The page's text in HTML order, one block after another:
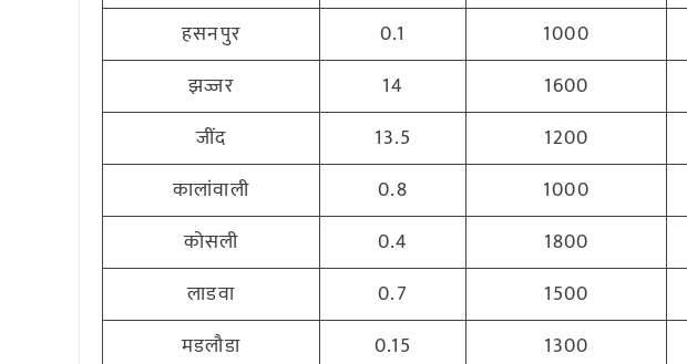
हसनपुर
0.1 1000
झज्जर
14 1600
जींद
13.5 1200
कालांवाली
0.8 1000
कोसली
0.4 1800
लाडवा
0.7 1500
मडलौडा
0.15 1300